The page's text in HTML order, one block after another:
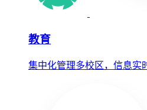
教育
集中化管理多校区，信息实